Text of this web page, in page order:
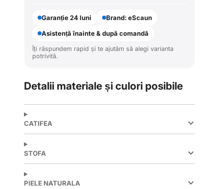
Garanție 24 luni
Brand: eScaun
Asistență înainte & după comandă
Îți răspundem rapid și te ajutăm să alegi varianta
potrivită.
Detalii materiale și culori posibile
CATIFEA
STOFA
PIELE NATURALA